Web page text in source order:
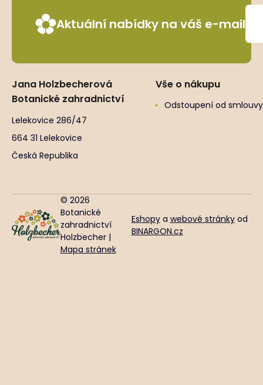
Aktuální nabídky na váš e-mail
Jana Holzbecherová
Botanické zahradnictví
Lelekovice 286/47
664 31 Lelekovice
Česká Republika
Vše o nákupu
Odstoupení od smlouvy
© 2026
Botanické
zahradnictví
Holzbecher |
Mapa stránek
Eshopya webové stránkyod
BINARGON.cz